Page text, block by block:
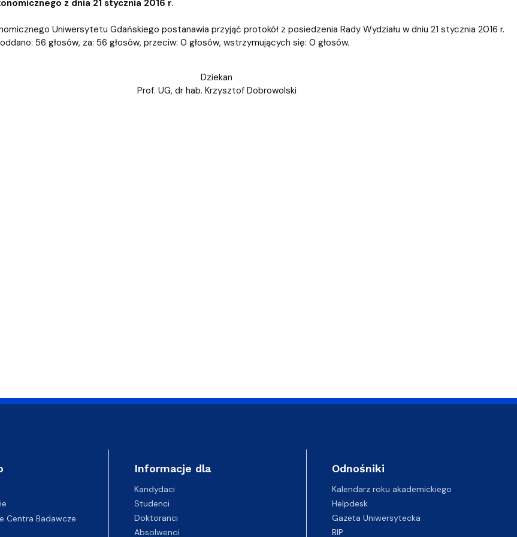
z dnia 21 stycznia 2016 r.
Uniwersytetu Gdańskiego postanawia przyjąć protokół z posiedzenia Rady Wydziału w dniu 21 stycznia 2016 r.
56 głosów, za: 56 głosów, przeciw: 0 głosów, wstrzymujących się: 0 głosów.
Dziekan
Prof. UG, dr hab. Krzysztof Dobrowolski
Centra Badawcze
Informacje dla
Kandydaci
Studenci
Doktoranci
Absolwenci
Odnośniki
Kalendarz roku akademickiego
Helpdesk
Gazeta Uniwersytecka
BIP